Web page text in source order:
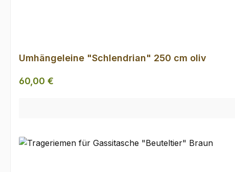
Umhängeleine "Schlendrian" 250 cm oliv
Regulärer Preis:
60,00 €